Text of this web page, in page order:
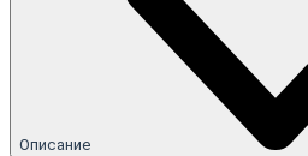
Описание